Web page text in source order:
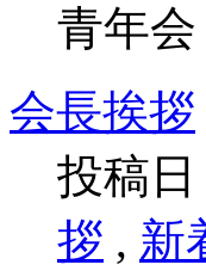
青年
会長挨拶
投稿
拶 , 新